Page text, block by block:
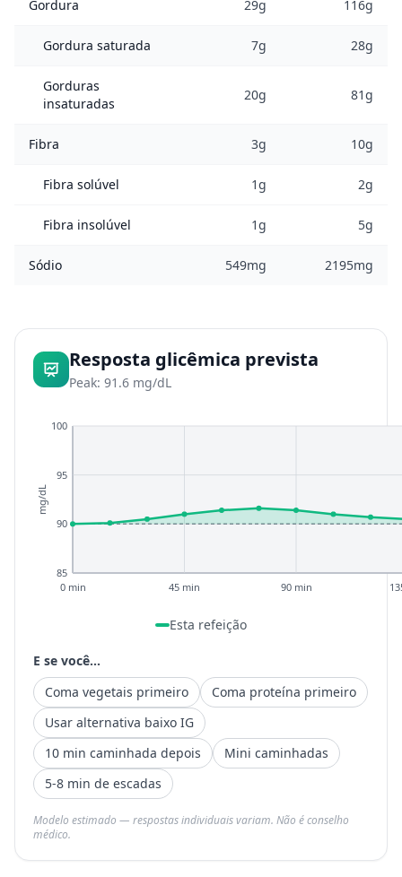
Gordura 29g 116g
Gordura saturada 7g 28g
Gorduras
insaturadas
20g 81g
Fibra 3g 10g
Fibra solúvel 1g 2g
Fibra insolúvel 1g 5g
Sódio 549mg 2195mg
Resposta glicêmica prevista
Peak: 91.6 mg/dL
85
90
95
100
0 min 45 min 90 min
mg/dL
Esta refeição
E se você...
Coma vegetais primeiro
Coma proteína primeiro
Usar alternativa baixo IG
10 min caminhada depois
Mini caminhadas
5-8 min de escadas
Modelo estimado — respostas individuais variam. Não é conselho
médico.